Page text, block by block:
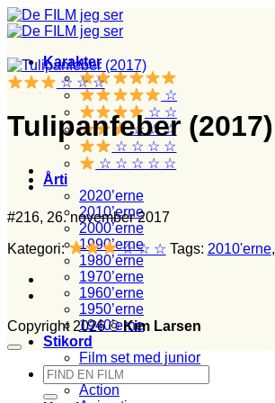
Fortsæt
til
Karakter
☆
☆ ☆
☆ ☆ ☆
☆ ☆ ☆ ☆
☆ ☆ ☆ ☆ ☆
Årti
2020’erne
2010’erne
2000’erne
1990’erne
1980’erne
1970’erne
1960’erne
1950’erne
1940’erne
Stikord
Film set med junior
Film set i biografen
Action
☆ ☆ ☆
Tulipanfeber (2017)
#216, 26. november 2017
Kategori: ☆ ☆ ☆ Tags: 2010'erne,
Copyright 2026 ©Kim Larsen
Søg
efter: